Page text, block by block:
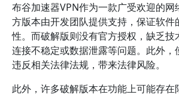
布谷加速器VPN作为一款广受欢迎的网
方版本由开发团队提供支持，保证软件
性。而破解版则没有官方授权，缺乏技
连接不稳定或数据泄露等问题。此外，
违反相关法律法规，带来法律风险。
此外，许多破解版本在功能上可能存在